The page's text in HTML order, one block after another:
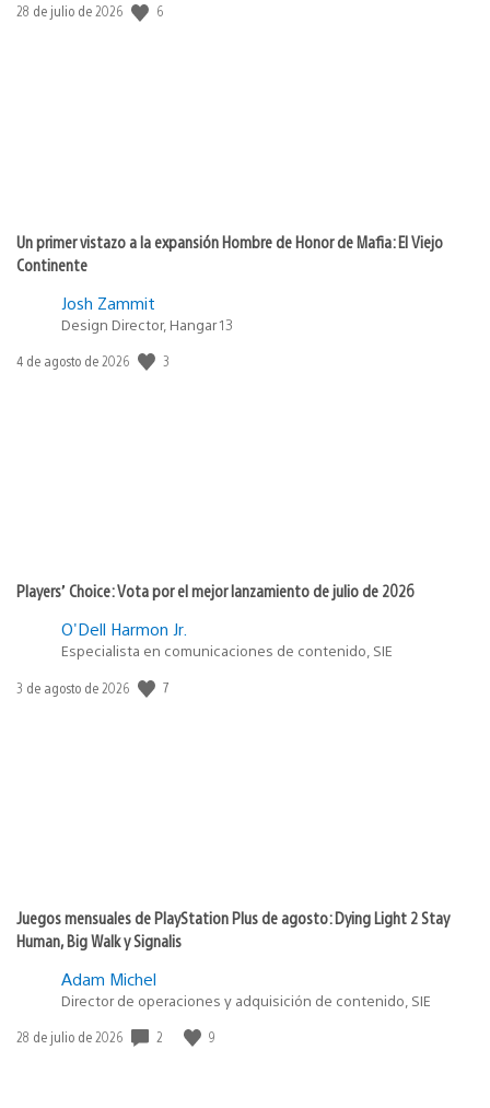
Fecha
28 de julio de 2026 6
Un primer vistazo a la expansión Hombre de Honor de Mafia: El Viejo
Continente
Josh Zammit
Design Director, Hangar 13
Fecha
4 de agosto de 2026 3
Players’ Choice: Vota por el mejor lanzamiento de julio de 2026
O'Dell Harmon Jr.
Especialista en comunicaciones de contenido, SIE
Fecha
3 de agosto de 2026 7
Juegos mensuales de PlayStation Plus de agosto: Dying Light 2 Stay
Human, Big Walk y Signalis
Adam Michel
Director de operaciones y adquisición de contenido, SIE
Fecha
28 de julio de 2026 2 9